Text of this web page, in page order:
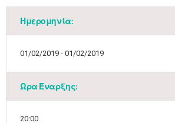
Ημερομηνία:
01/02/2019 - 01/02/2019
Ώρα Έναρξης:
20:00